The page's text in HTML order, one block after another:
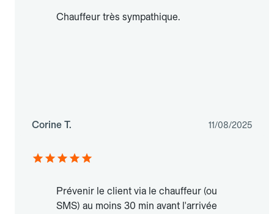
Chauffeur très sympathique.
Corine T. 11/08/2025
Prévenir le client via le chauffeur (ou
SMS) au moins 30 min avant l'arrivée